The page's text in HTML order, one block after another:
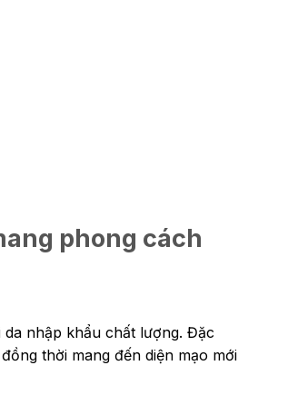
phong cách
nhập khẩu chất lượng. Đặc
thời mang đến diện mạo mới